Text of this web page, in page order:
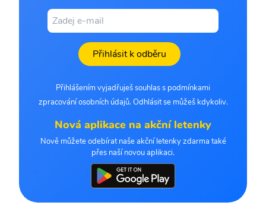
Přihlásit k odběru
Přihlášením vyjadřuješ souhlas s podmínkami
zpracování osobních údajů. Odhlásit se můžeš kdykoliv.
Nová aplikace na akční letenky
Nově můžete odebírat naše akční letenky zdarma také
přes naší novou aplikaci.